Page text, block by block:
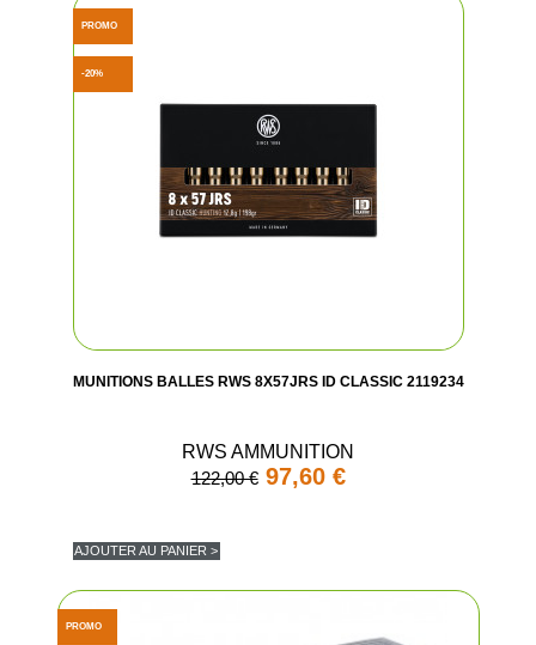
MUNITIONS BALLES RWS 8X57JRS ID CLASSIC 2119234
RWS AMMUNITION
122,00 € 97,60 €
AJOUTER AU PANIER >
PROMO
-20%
PROMO